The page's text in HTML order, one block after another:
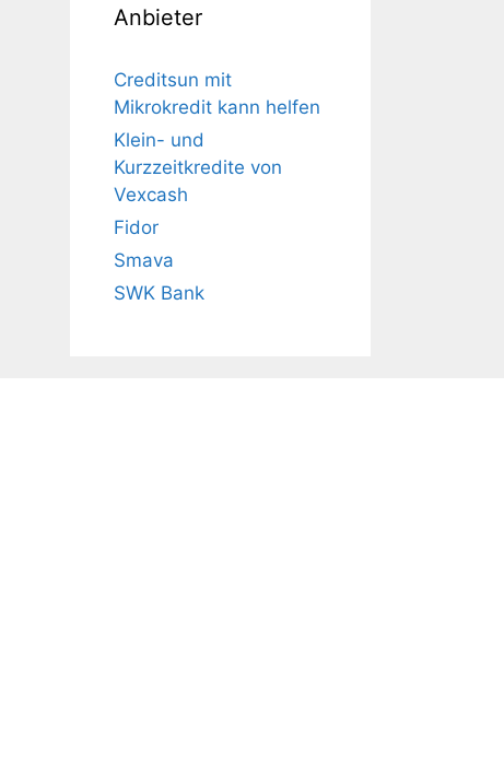
Anbieter
Creditsun mit
Mikrokredit kann helfen
Klein- und
Kurzzeitkredite von
Vexcash
Fidor
Smava
SWK Bank